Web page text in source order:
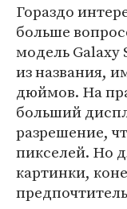
Гораздо
больше
модель Galaxy
из названия,
дюймов. На
больший
разрешение,
пикселей. Но
картинки,